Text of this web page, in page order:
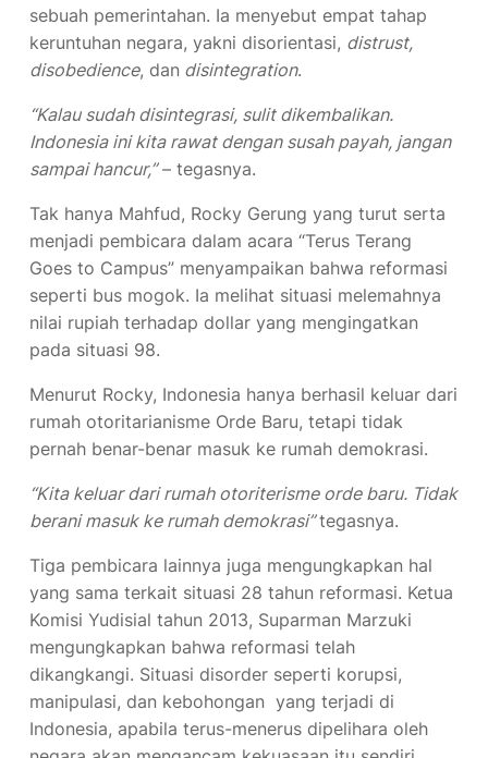
sebuah pemerintahan. Ia menyebut empat tahap
keruntuhan negara, yakni disorientasi, distrust,
disobedience, dan disintegration.
“Kalau sudah disintegrasi, sulit dikembalikan.
Indonesia ini kita rawat dengan susah payah, jangan
sampai hancur,”– tegasnya.
Tak hanya Mahfud, Rocky Gerung yang turut serta
menjadi pembicara dalam acara “Terus Terang
Goes to Campus” menyampaikan bahwa reformasi
seperti bus mogok. Ia melihat situasi melemahnya
nilai rupiah terhadap dollar yang mengingatkan
pada situasi 98.
Menurut Rocky, Indonesia hanya berhasil keluar dari
rumah otoritarianisme Orde Baru, tetapi tidak
pernah benar-benar masuk ke rumah demokrasi.
“Kita keluar dari rumah otoriterisme orde baru. Tidak
berani masuk ke rumah demokrasi”tegasnya.
Tiga pembicara lainnya juga mengungkapkan hal
yang sama terkait situasi 28 tahun reformasi. Ketua
Komisi Yudisial tahun 2013, Suparman Marzuki
mengungkapkan bahwa reformasi telah
dikangkangi. Situasi disorder seperti korupsi,
manipulasi, dan kebohongan yang terjadi di
Indonesia, apabila terus-menerus dipelihara oleh